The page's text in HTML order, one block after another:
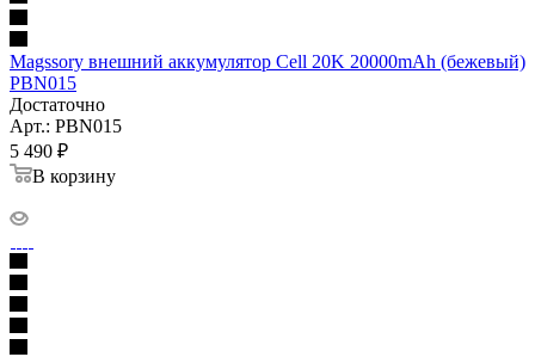
Magssory внешний аккумулятор Cell 20K 20000mAh (бежевый)
PBN015
Достаточно
Арт.: PBN015
5 490 ₽
В корзину